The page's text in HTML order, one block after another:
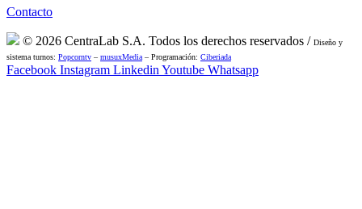
Contacto
© 2026 CentraLab S.A. Todos los derechos reservados / Diseño y
sistema turnos: Popcorntv – musuxMedia – Programación: Ciberiada
Facebook Instagram Linkedin Youtube Whatsapp